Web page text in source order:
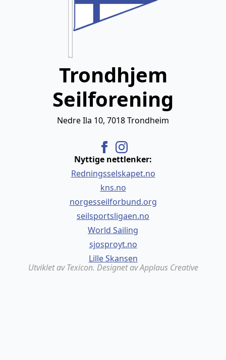
Trondhjem
Seilforening
Nedre Ila 10, 7018 Trondheim
Nyttige nettlenker:
Redningsselskapet.no
kns.no
norgesseilforbund.org
seilsportsligaen.no
World Sailing
sjosproyt.no
Lille Skansen
Utviklet av Texicon. Designet av Applaus Creative